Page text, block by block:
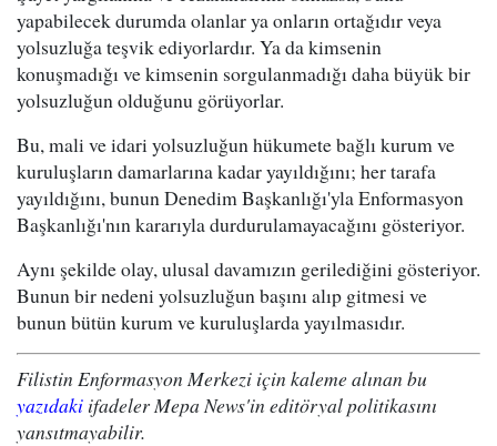
yapabilecek durumda olanlar ya onların ortağıdır veya
yolsuzluğa teşvik ediyorlardır. Ya da kimsenin
konuşmadığı ve kimsenin sorgulanmadığı daha büyük bir
yolsuzluğun olduğunu görüyorlar.
Bu, mali ve idari yolsuzluğun hükumete bağlı kurum ve
kuruluşların damarlarına kadar yayıldığını; her tarafa
yayıldığını, bunun Denedim Başkanlığı'yla Enformasyon
Başkanlığı'nın kararıyla durdurulamayacağını gösteriyor.
Aynı şekilde olay, ulusal davamızın gerilediğini gösteriyor.
Bunun bir nedeni yolsuzluğun başını alıp gitmesi ve
bunun bütün kurum ve kuruluşlarda yayılmasıdır.
Filistin Enformasyon Merkezi için kaleme alınan bu
yazıdaki ifadeler Mepa News'in editöryal politikasını
yansıtmayabilir.